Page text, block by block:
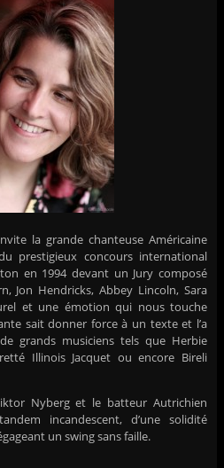
la grande chanteuse Américaine
prestigieux concours international
en 1994 devant un Jury composé
Jon Hendricks, Abbey Lincoln, Sara
et une émotion qui nous touche
sait donner force à un texte et l’a
grands musiciens tels que Herbie
Illinois Jacquet ou encore Bireli
Nyberg et le batteur Autrichien
incandescent, d’une solidité
un swing sans faille.